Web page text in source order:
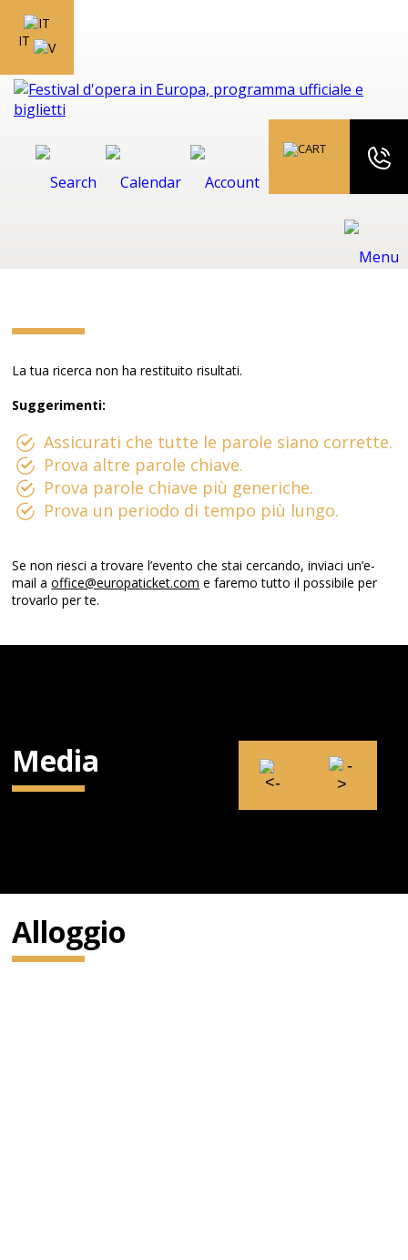
IT
La tua ricerca non ha restituito risultati.
Suggerimenti:
Assicurati che tutte le parole siano corrette.
Prova altre parole chiave.
Prova parole chiave più generiche.
Prova un periodo di tempo più lungo.
Se non riesci a trovare l’evento che stai cercando, inviaci un’e-
mail aoffice@europaticket.com e faremo tutto il possibile per
trovarlo per te.
Media
Alloggio